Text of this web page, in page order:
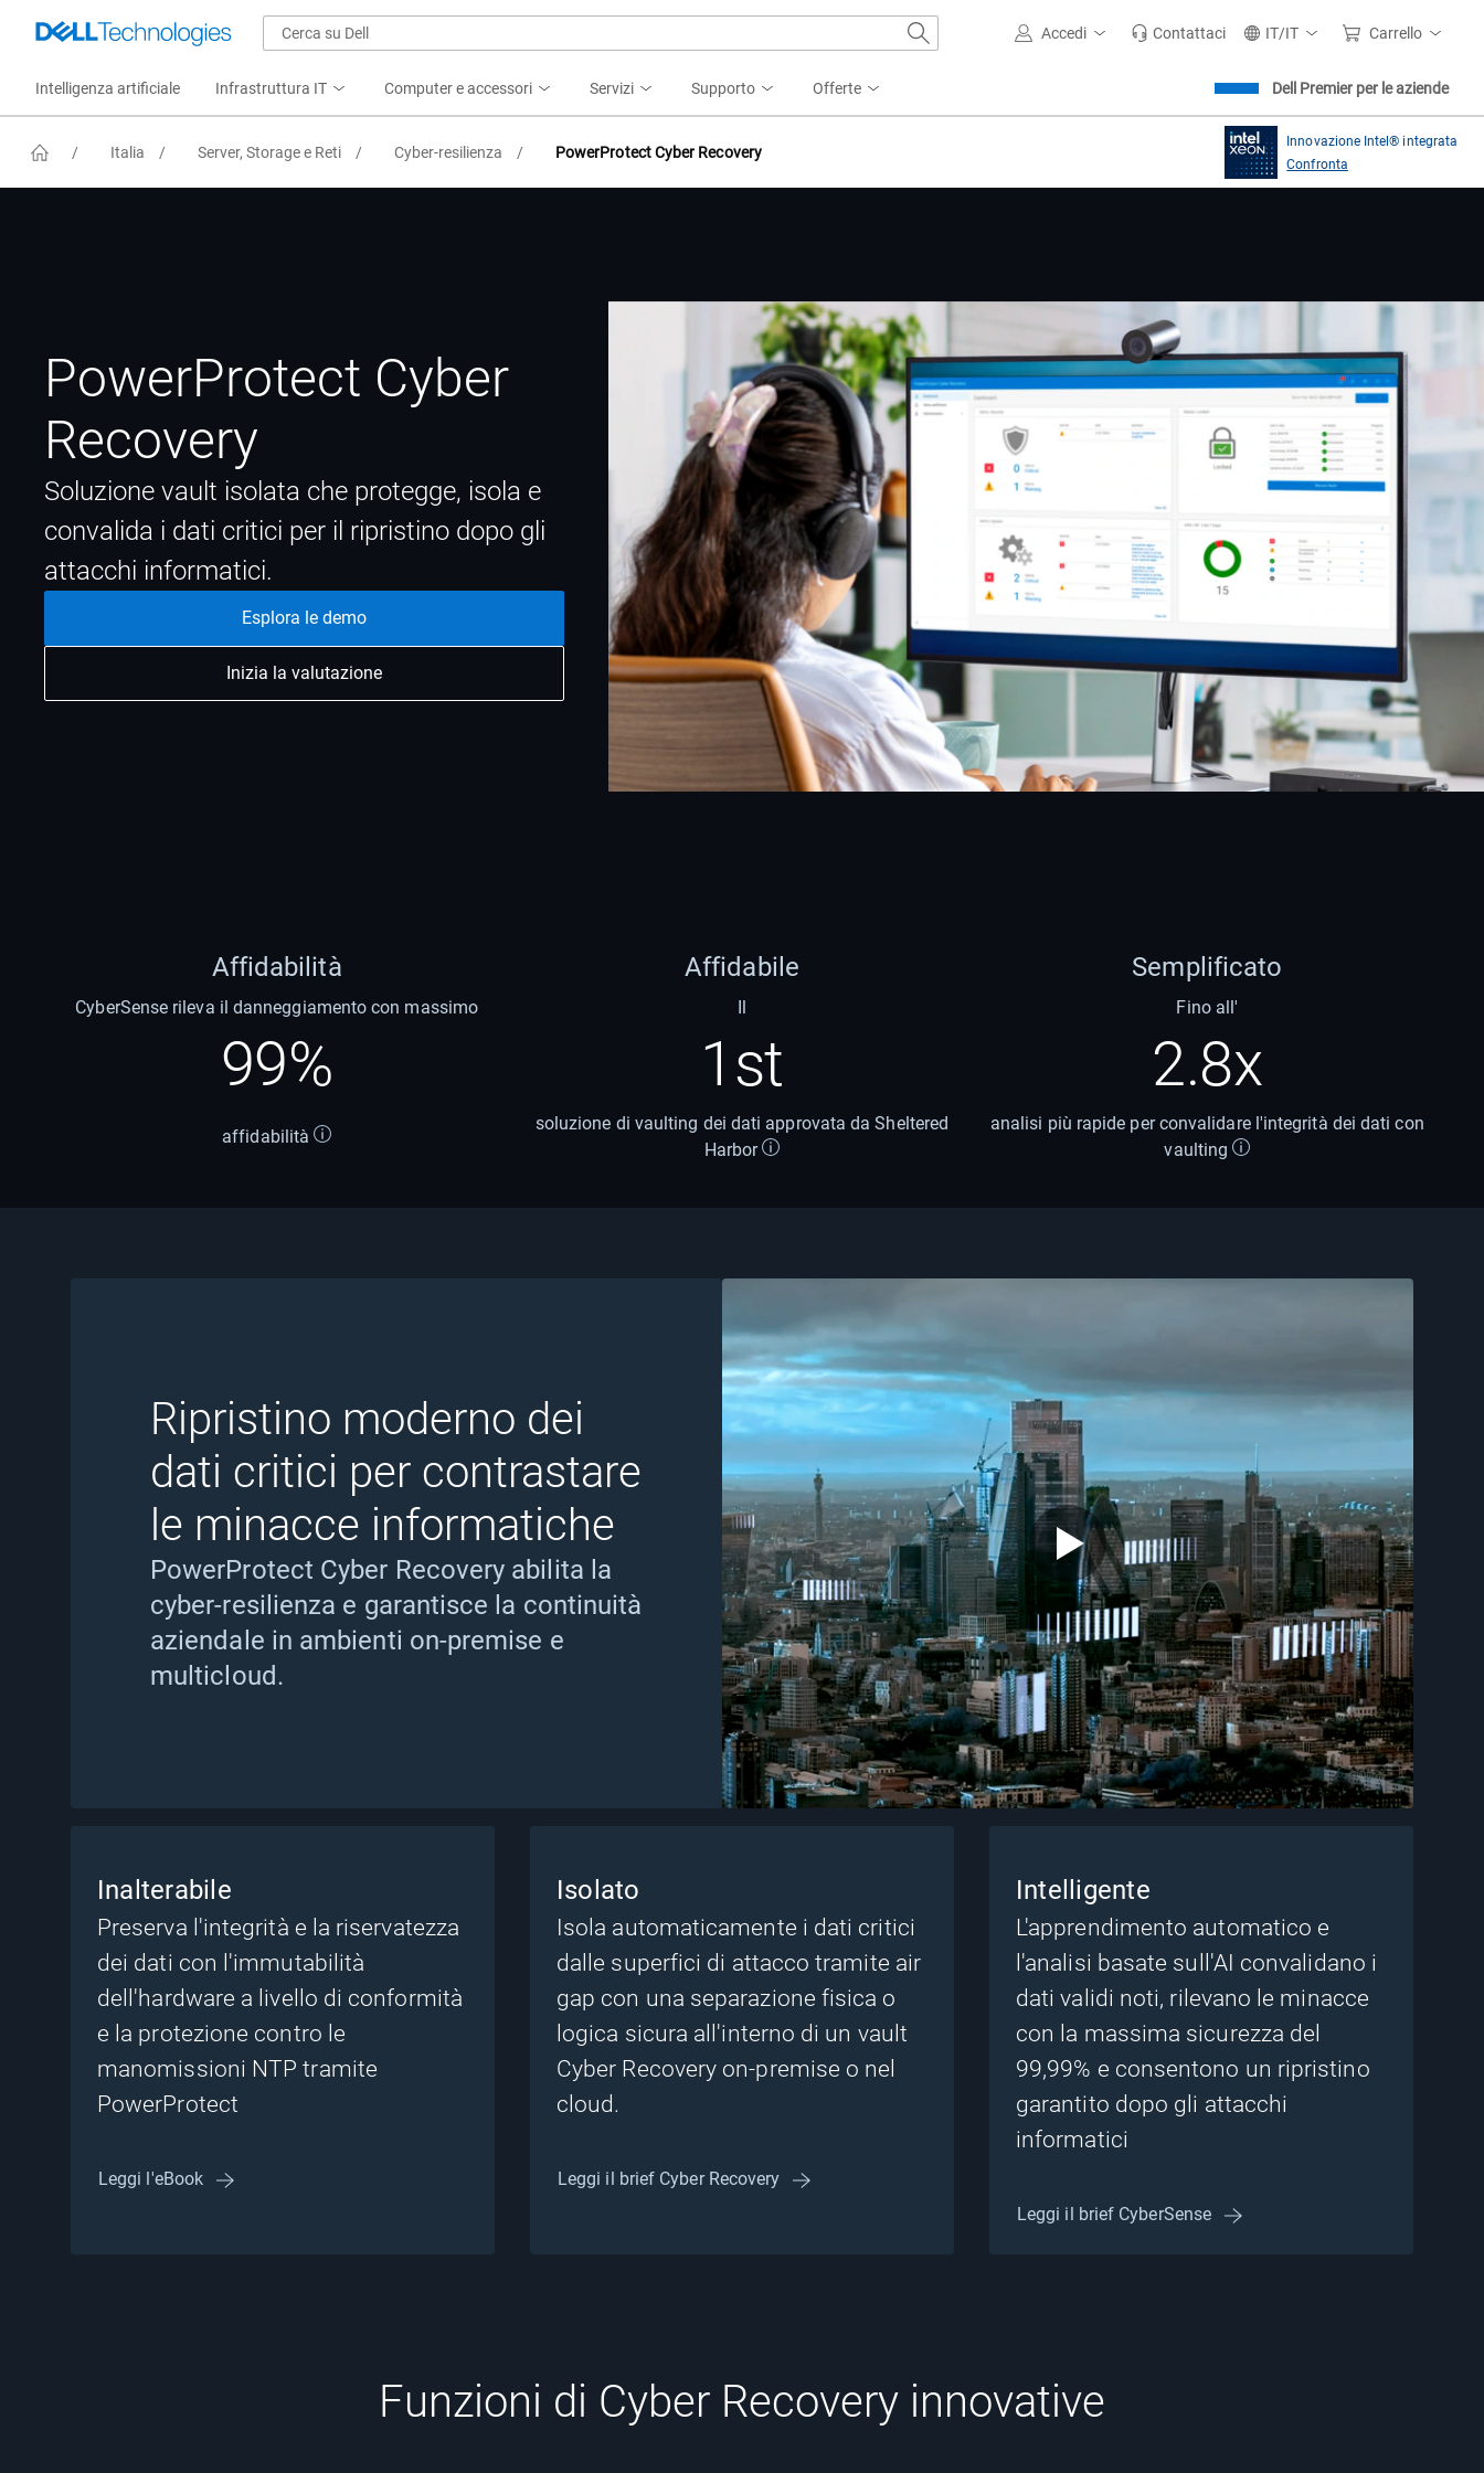
Accedi Contattaci IT/IT Carrello
Intelligenza artificiale Infrastruttura IT Computer e accessori Servizi Supporto Offerte Dell Premier per le aziende
/ Italia / Server, Storage e Reti / Cyber-resilienza / PowerProtect Cyber Recovery
Innovazione Intel® integrata
Confronta
PowerProtect Cyber
Recovery
Soluzione vault isolata che protegge, isola e
convalida i dati critici per il ripristino dopo gli
attacchi informatici.
Esplora le demo
Inizia la valutazione
Affidabilità
CyberSense rileva il danneggiamento con massimo
99%
affidabilità
Affidabile
Il
1st
soluzione di vaulting dei dati approvata da Sheltered
Harbor
Semplificato
Fino all'
2.8x
analisi più rapide per convalidare l'integrità dei dati con
vaulting
Ripristino moderno dei
dati critici per contrastare
le minacce informatiche
PowerProtect Cyber Recovery abilita la
cyber-resilienza e garantisce la continuità
aziendale in ambienti on-premise e
multicloud.
Inalterabile
Preserva l'integrità e la riservatezza
dei dati con l'immutabilità
dell'hardware a livello di conformità
e la protezione contro le
manomissioni NTP tramite
PowerProtect
Leggi l'eBook
Isolato
Isola automaticamente i dati critici
dalle superfici di attacco tramite air
gap con una separazione fisica o
logica sicura all'interno di un vault
Cyber Recovery on-premise o nel
cloud.
Leggi il brief Cyber Recovery
Intelligente
L'apprendimento automatico e
l'analisi basate sull'AI convalidano i
dati validi noti, rilevano le minacce
con la massima sicurezza del
99,99% e consentono un ripristino
garantito dopo gli attacchi
informatici
Leggi il brief CyberSense
Funzioni di Cyber Recovery innovative